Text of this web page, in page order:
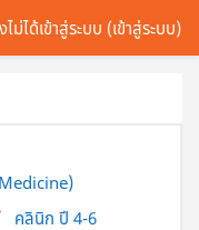
ไม่ได้เข้าสู่ระบบ (เข้าสู่ระบบ)
คลินิก ปี 4-6